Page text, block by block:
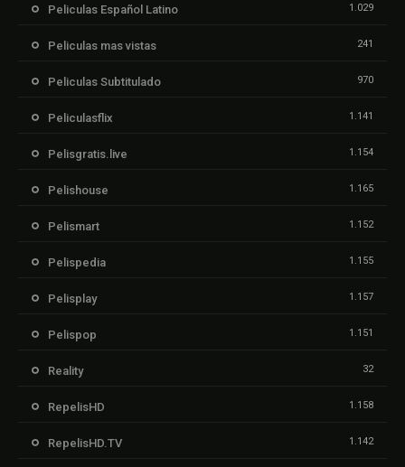
Peliculas Español Latino 1.029
Peliculas mas vistas 241
Peliculas Subtitulado 970
Peliculasflix 1.141
Pelisgratis.live 1.154
Pelishouse 1.165
Pelismart 1.152
Pelispedia 1.155
Pelisplay 1.157
Pelispop 1.151
Reality 32
RepelisHD 1.158
RepelisHD.TV 1.142